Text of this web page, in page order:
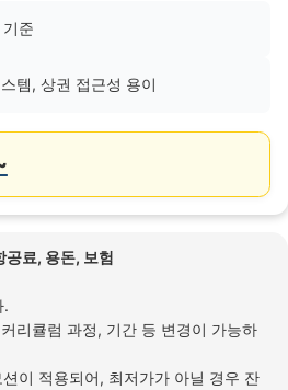
준
템, 상권 접근성 용이
공료, 용돈, 보험
.
리큘럼 과정, 기간 등 변경이 가능하
이 적용되어, 최저가가 아닐 경우 잔